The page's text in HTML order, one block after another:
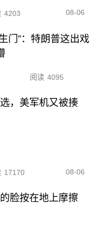
4203 08-06
门”：特朗普这出戏
阅读 4095
，美军机又被揍
17170 08-06
脸按在地上摩擦